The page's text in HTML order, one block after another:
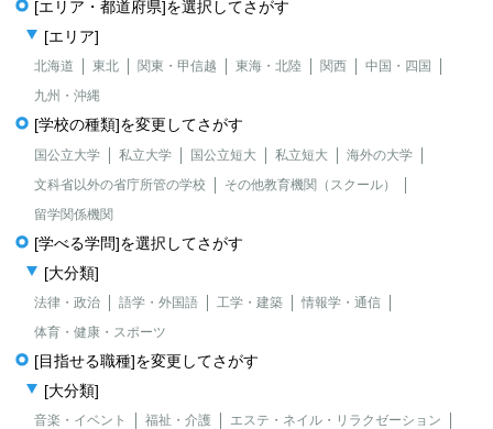
[エリア・都道府県]を選択してさがす
[エリア]
北海道 東北 関東・甲信越 東海・北陸 関西
中国・四国
九州・沖縄
[学校の種類]を変更してさがす
国公立大学 私立大学 国公立短大 私立短大
海外の大学
文科省以外の省庁所管の学校
その他教育機関（スクール）
留学関係機関
[学べる学問]を選択してさがす
[大分類]
法律・政治 語学・外国語 工学・建築
情報学・通信
体育・健康・スポーツ
[目指せる職種]を変更してさがす
[大分類]
音楽・イベント 福祉・介護
エステ・ネイル・リラクゼーション